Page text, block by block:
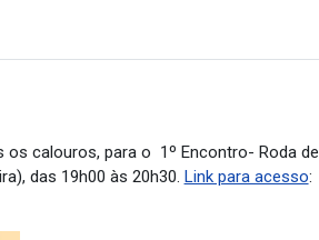
os calouros, para o 1º Encontro- Roda de
das 19h00 às 20h30. Link para acesso: